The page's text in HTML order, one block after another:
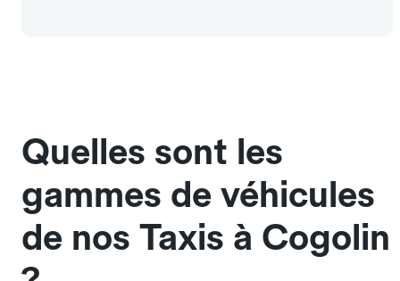
Quelles sont les
gammes de véhicules
de nos Taxis à Cogolin